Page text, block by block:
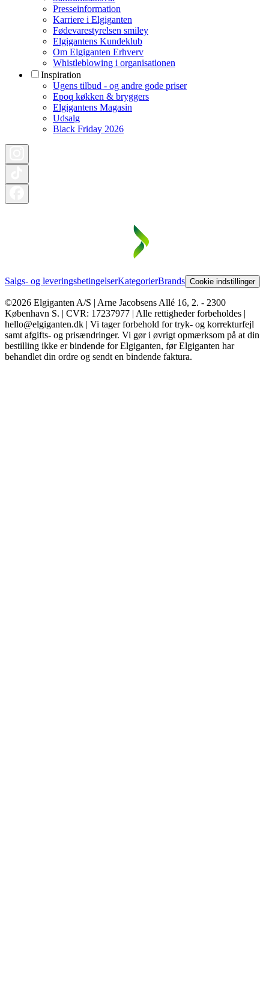
Presseinformation
Karriere i Elgiganten
Fødevarestyrelsen smiley
Elgigantens Kundeklub
Om Elgiganten Erhverv
Whistleblowing i organisationen
Inspiration
Ugens tilbud - og andre gode priser
Epoq køkken & bryggers
Elgigantens Magasin
Udsalg
Black Friday 2026
Salgs- og leveringsbetingelserKategorierBrands Cookie indstillinger
©2026 Elgiganten A/S | Arne Jacobsens Allé 16, 2. - 2300
København S. | CVR: 17237977 | Alle rettigheder forbeholdes |
hello@elgiganten.dk | Vi tager forbehold for tryk- og korrekturfejl
samt afgifts- og prisændringer. Vi gør i øvrigt opmærksom på at din
bestilling ikke er bindende for Elgiganten, før Elgiganten har
behandlet din ordre og sendt en bindende faktura.